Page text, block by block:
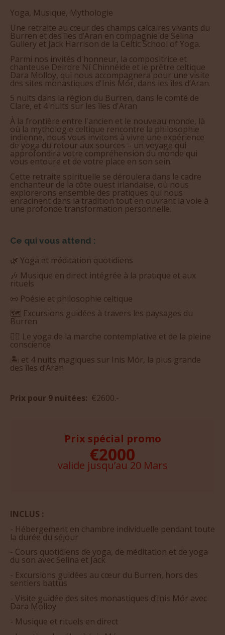
Une retraite au cœur des champs calcaires vivants du
Burren et des îles d’Aran en compagnie de Selina
Gullery et Jack Harrison de la Celtic School of Yoga.
Parmi nos invités d'honneur, la compositrice et
chanteuse Deirdre Ní Chinnéide et le prêtre celtique
Dara Molloy, qui nous accompagnera pour une visite
des sites monastiques d'Inis Mór, dans les îles d’Aran.
5 nuits dans la région du Burren, dans le comté de
Clare, et 4 nuits sur les îles d'Aran
À la frontière entre l'ancien et le nouveau monde, là
où la mythologie celtique rencontre la philosophie
indienne, nous vous invitons à vivre une expérience
de yoga du retour aux sources – un voyage qui
approfondira votre compréhension du monde qui
vous entoure et de votre place en son sein.
Cette retraite spirituelle se déroulera dans le cadre
enchanteur de la côte ouest irlandaise, où nous
explorerons ensemble des pratiques qui nous
enracinent dans la tradition tout en ouvrant la voie à
une profonde transformation personnelle.
🌿 Yoga et méditation quotidiens
🎶 Musique en direct intégrée à la pratique et aux
rituels
📜 Poésie et philosophie celtique
🗺️ Excursions guidées à travers les paysages du
Burren
🚶‍♀️ Le yoga de la marche contemplative et de la pleine
conscience
🏝️ et 4 nuits magiques sur Inis Mór, la plus grande
des îles d’Aran
€2000
valide jusqu’au 20 Mars
- Hébergement en chambre individuelle pendant toute
la durée du séjour
- Cours quotidiens de yoga, de méditation et de yoga
du son avec Selina et Jack
- Excursions guidées au cœur du Burren, hors des
sentiers battus
- Visite guidée des sites monastiques d’Inis Mór avec
Dara Molloy
- Musique et rituels en direct
- Location de vélos à Inis Mór
- Tous les brunches et dîners